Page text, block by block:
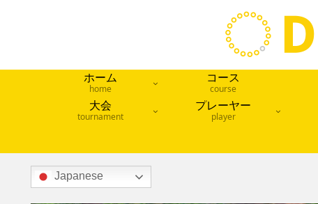
ホーム
home
コース
course
大会
tournament
プレーヤー
player
Japanese